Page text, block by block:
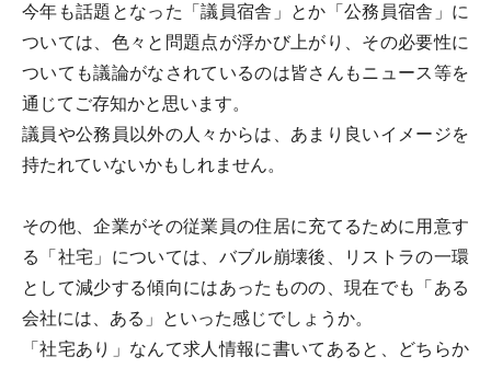
今年も話題となった「議員宿舎」とか「公務員宿舎」に
ついては、色々と問題点が浮かび上がり、その必要性に
ついても議論がなされているのは皆さんもニュース等を
通じてご存知かと思います。
議員や公務員以外の人々からは、あまり良いイメージを
持たれていないかもしれません。
その他、企業がその従業員の住居に充てるために用意す
る「社宅」については、バブル崩壊後、リストラの一環
として減少する傾向にはあったものの、現在でも「ある
会社には、ある」といった感じでしょうか。
「社宅あり」なんて求人情報に書いてあると、どちらか